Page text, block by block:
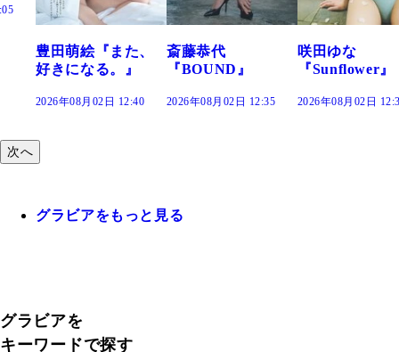
斎藤恭代
『BOUND』
2026年08月02日 12:35
咲田ゆな
『Sunflower』
2026年08月02日 12:30
藤水咲桜『花
だまり』
2026年08月02日
次へ
グラビアをもっと見る
グラビアを
キーワードで探す